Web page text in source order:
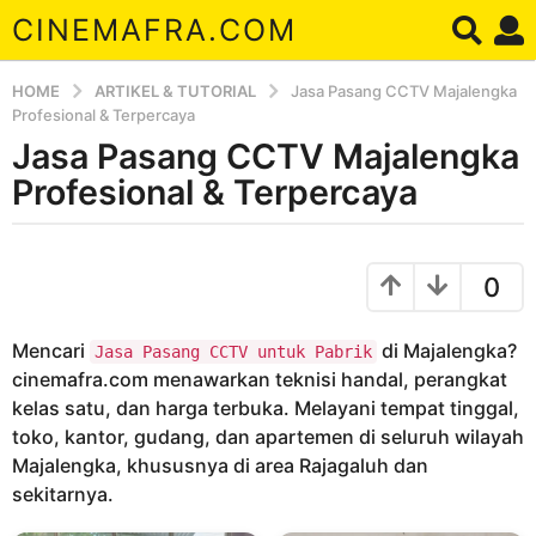
CINEMAFRA.COM
HOME ARTIKEL & TUTORIAL
Jasa Pasang CCTV Majalengka
Profesional & Terpercaya
t
a
g
o
7
t
a
h
Jasa Pasang CCTV Majalengka
Profesional & Terpercaya
d
a
0
Mencari Jasa Pasang CCTV untuk Pabrik di Majalengka?
cinemafra.com menawarkan teknisi handal, perangkat
kelas satu, dan harga terbuka. Melayani tempat tinggal,
toko, kantor, gudang, dan apartemen di seluruh wilayah
Majalengka, khususnya di area Rajagaluh dan
sekitarnya.